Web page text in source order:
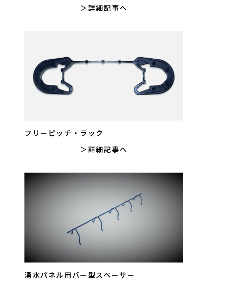
詳細記事へ
フリーピッチ・ラック
詳細記事へ
湧水パネル用バー型スペーサー